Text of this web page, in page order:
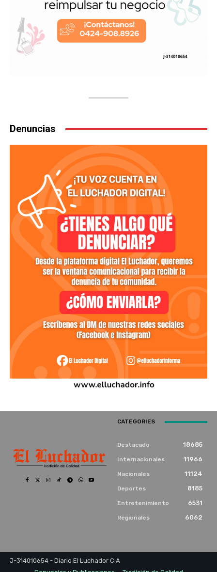
Denuncias
CATEGORIES
Destacado 18685
Internacionales 11966
Nacionales 11124
Deportes 8185
Entretenimiento 6531
Regionales 6062
J-314010654 - Diario El Luchador C.A